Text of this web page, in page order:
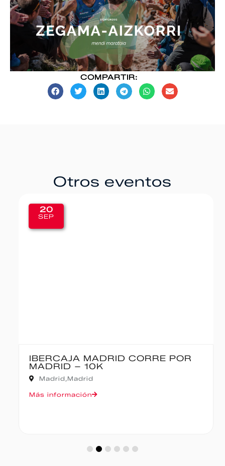
COMPARTIR:
Otros eventos
20
SEP
IBERCAJA MADRID CORRE POR
MADRID – 10K
Madrid,Madrid
Más información